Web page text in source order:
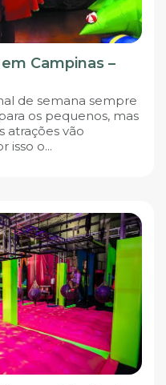
Campinas –
de semana sempre
os pequenos, mas
atrações vão
isso o...